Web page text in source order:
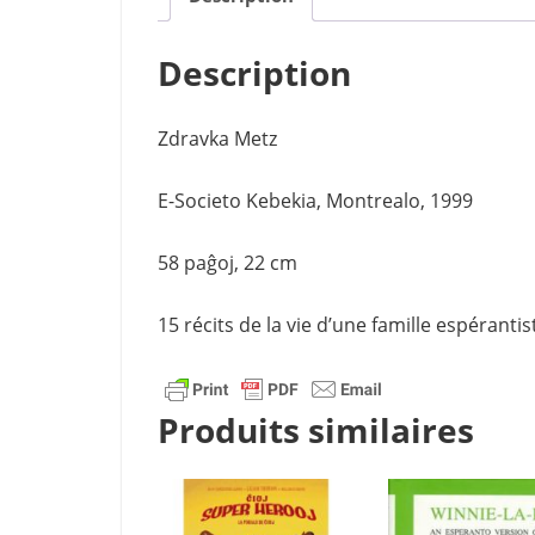
Description
Zdravka Metz
E-Societo Kebekia, Montrealo, 1999
58 paĝoj, 22 cm
15 récits de la vie d’une famille
Produits similaires